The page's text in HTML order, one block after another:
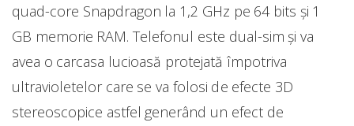
quad-core Snapdragon la 1,2 GHz pe 64 bits și 1
GB memorie RAM. Telefonul este dual-sim și va
avea o carcasa lucioasă protejată împotriva
ultravioletelor care se va folosi de efecte 3D
stereoscopice astfel generând un efect de